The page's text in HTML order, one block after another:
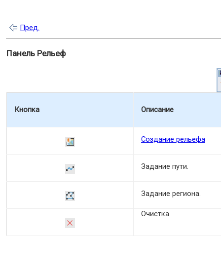
Пред.
Панель Рельеф
Кнопка Описание
Создание рельефа
Задание пути.
Задание региона.
Очистка.